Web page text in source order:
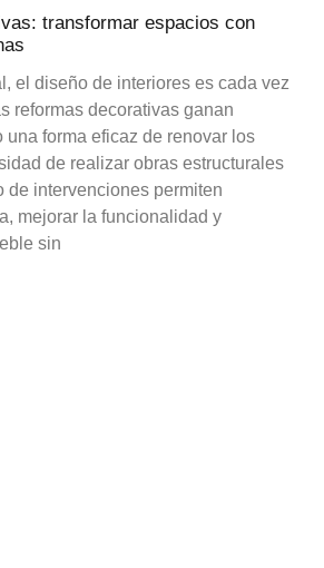
transformar espacios con
el diseño de interiores es cada vez
reformas decorativas ganan
una forma eficaz de renovar los
de realizar obras estructurales
de intervenciones permiten
mejorar la funcionalidad y
sin